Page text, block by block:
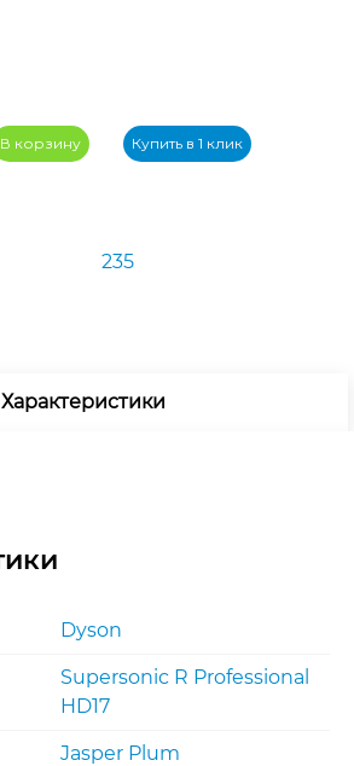
В корзину Купить в 1 клик
235
Характеристики
Dyson
Supersonic R Professional
HD17
Jasper Plum